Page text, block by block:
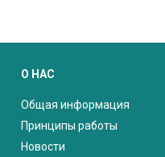
О НАС
Общая информация
Принципы работы
Новости